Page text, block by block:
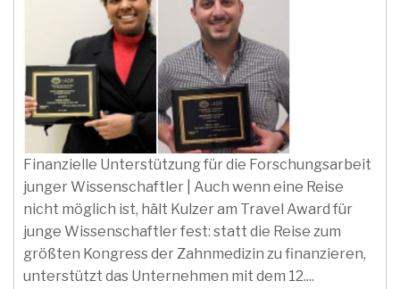
Finanzielle Unterstützung für die Forschungsarbeit
junger Wissenschaftler | Auch wenn eine Reise
nicht möglich ist, hält Kulzer am Travel Award für
junge Wissenschaftler fest: statt die Reise zum
größten Kongress der Zahnmedizin zu finanzieren,
unterstützt das Unternehmen mit dem 12....